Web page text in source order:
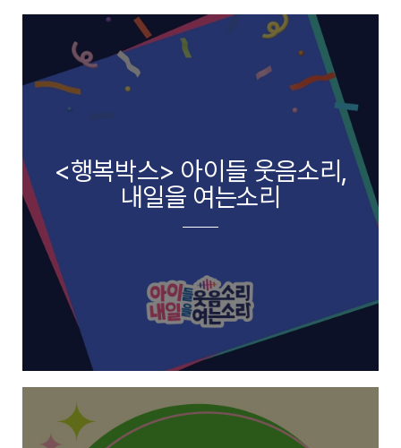
<행복박스> 아이들 웃음소리,
내일을 여는소리